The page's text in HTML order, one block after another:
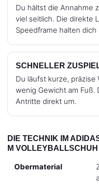
Du hältst die Annahme
viel seitlich. Die direkte
Speedframe halten
SCHNELLER
Du läufst kurze,
wenig Gewicht am
Antritte direkt um.
DIE TECHNIK IM
M
Obermaterial